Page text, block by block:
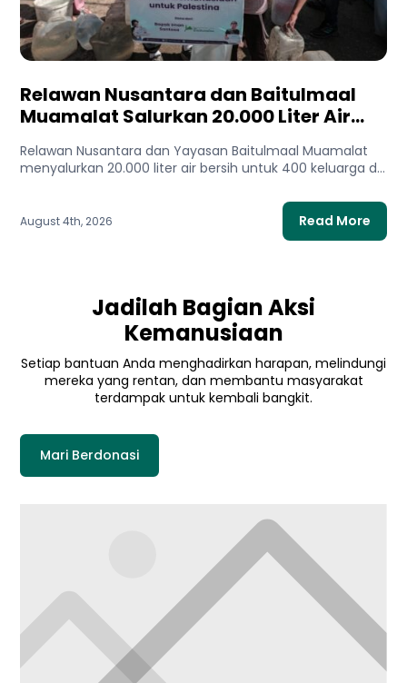
Relawan Nusantara dan Baitulmaal
Muamalat Salurkan 20.000 Liter Air
Relawan Nusantara dan Yayasan Baitulmaal Muamalat
menyalurkan 20.000 liter air bersih untuk 400 keluarga di
August 4th, 2026 Read More
Jadilah Bagian Aksi
Kemanusiaan
Setiap bantuan Anda menghadirkan harapan, melindungi
mereka yang rentan, dan membantu masyarakat
terdampak untuk kembali bangkit.
Mari Berdonasi